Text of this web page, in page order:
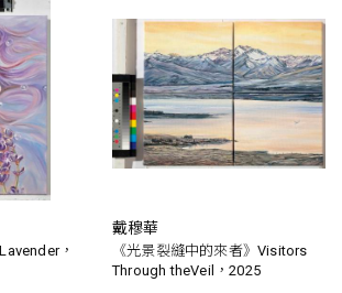
，
戴穆華
《光景裂縫中的來者》Visitors
Through theVeil，2025